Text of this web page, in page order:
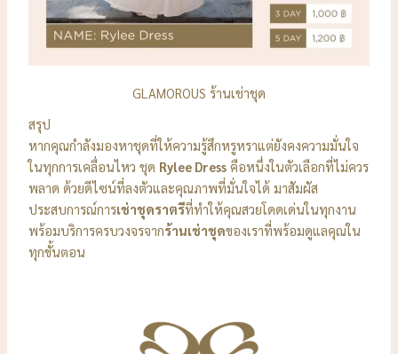
GLAMOROUS ร้านเช่าชุด
สรุป
หากคุณกำลังมองหาชุดที่ให้ความรู้สึกหรูหราแต่ยังคงความมั่นใจ
ในทุกการเคลื่อนไหว ชุด Rylee Dress คือหนึ่งในตัวเลือกที่ไม่ควร
พลาด ด้วยดีไซน์ที่ลงตัวและคุณภาพที่มั่นใจได้ มาสัมผัส
ประสบการณ์การเช่าชุดราตรีที่ทำให้คุณสวยโดดเด่นในทุกงาน
พร้อมบริการครบวงจรจากร้านเช่าชุดของเราที่พร้อมดูแลคุณใน
ทุกขั้นตอน